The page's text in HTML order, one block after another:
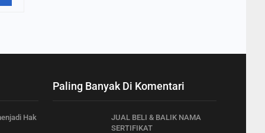
Hak
Paling Banyak Di Komentari
JUAL BELI & BALIK NAMA
SERTIFIKAT